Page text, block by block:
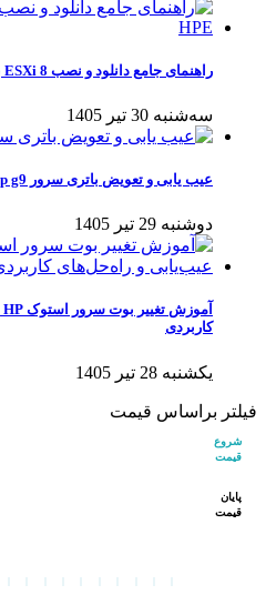
راهنمای جامع دانلود و نصب ESXi 8 بر روی سرورهای HPE
سه‌شنبه 30 تیر 1405
عیب یابی و تعویض باتری سرور hp g9 اچ پی
دوشنبه 29 تیر 1405
کاربردی
یکشنبه 28 تیر 1405
فیلتر براساس قیمت
شروع
قیمت
پایان
قیمت